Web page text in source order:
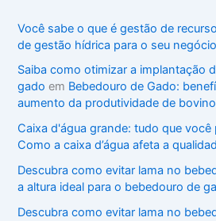
Você sabe o que é gestão de
de gestão hídrica para o seu negócio
Saiba como otimizar a implantação
gado em Bebedouro de Gado:
aumento da produtividade de
Caixa d'água grande: tudo que você
Como a caixa d’água afeta a
Descubra como evitar lama no
a altura ideal para o bebedouro de
Descubra como evitar lama no